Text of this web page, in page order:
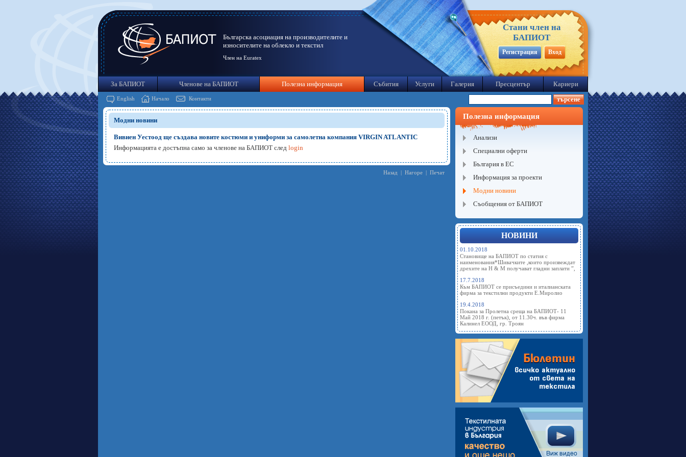
Българска асоциация на производителите и
износителите на облекло и текстил
Член на Euratex
Стани член на
БАПИОТ
Регистрация Вход
За БАПИОТ Членове на БАПИОТ Полезна информация Събития Услуги Галерия Пресцентър Кариери
English Начало Контакти
Модни новини
Вивиен Уестоод ще създава новите костюми и униформи за самолетна компания VIRGIN ATLANTIC
Информацията е достъпна само за членове на БАПИОТ след login
Назад | Нагоре | Печат
Полезна информация
Анализи
Специални оферти
България в ЕС
Информация за проекти
Модни новини
Съобщения от БАПИОТ
НОВИНИ
01.10.2018
Становище на БАПИОТ по статия с
наименования*Шивачките ,които произвеждат
дрехите на Н & М получават гладни заплати ”,
17.7.2018
Към БАПИОТ се присъедини и италианската
фирма за текстилни продукти Е.Миролио
19.4.2018
Покана за Пролетна среща на БАПИОТ- 11
Май 2018 г. (петък), от 11.30ч. във фирма
Калинел ЕООД, гр. Троян